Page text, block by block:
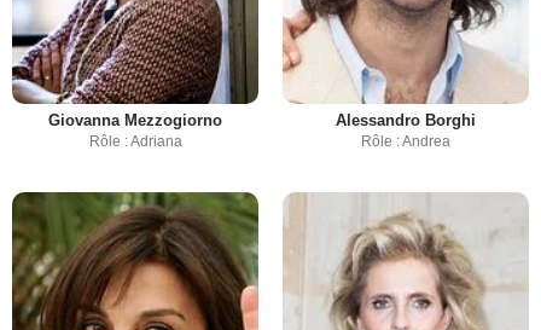
Giovanna Mezzogiorno
Rôle : Adriana
Alessandro Borghi
Rôle : Andrea